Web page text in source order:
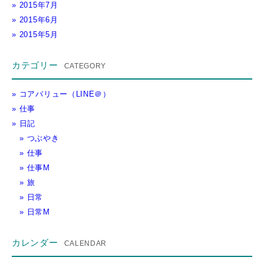
2015年7月
2015年6月
2015年5月
カテゴリー
コアバリュー（LINE＠）
仕事
日記
つぶやき
仕事
仕事M
旅
日常
日常M
カレンダー